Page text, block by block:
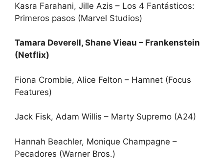
Kasra Farahani, Jille Azis – Los 4 Fantásticos:
Primeros pasos (Marvel Studios)
Tamara Deverell, Shane Vieau – Frankenstein
(Netflix)
Fiona Crombie, Alice Felton – Hamnet (Focus
Features)
Jack Fisk, Adam Willis – Marty Supremo (A24)
Hannah Beachler, Monique Champagne –
Pecadores (Warner Bros.)